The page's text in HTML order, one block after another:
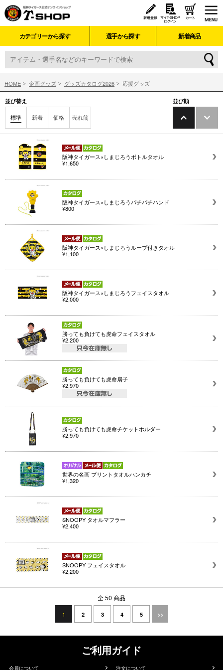
カテゴリーから探す 選手から探す 新着商品
HOME 企画グッズ グッズカタログ2026 応援グッズ
並び替え
標準 新着 価格 売れ筋
並び順
阪神タイガース×しまじろうボトルタオル
¥1,650
阪神タイガース×しまじろうパチパチハンド
¥800
阪神タイガース×しまじろうループ付きタオル
¥1,100
阪神タイガース×しまじろうフェイスタオル
¥2,000
勝っても負けても虎命フェイスタオル
¥2,200
勝っても負けても虎命扇子
¥2,970
勝っても負けても虎命チケットホルダー
¥2,970
世界の名画 プリントタオルハンカチ
¥1,320
SNOOPY タオルマフラー
¥2,400
SNOOPY フェイスタオル
¥2,200
全 50 商品
1 2 3 4 5 >>
ご利用ガイド
会員について 注文について